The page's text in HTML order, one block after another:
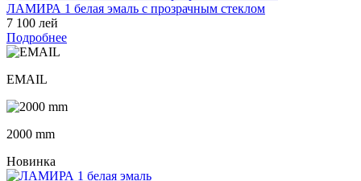
ЛАМИРА 1 белая эмаль с прозрачным стеклом
7 100 лей
Подробнее
EMAIL
2000 mm
Новинка